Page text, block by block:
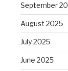
September
August 2025
July 2025
June 2025